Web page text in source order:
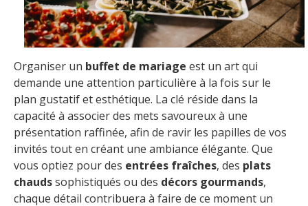
Organiser un buffet de mariage est un art qui
demande une attention particulière à la fois sur le
plan gustatif et esthétique. La clé réside dans la
capacité à associer des mets savoureux à une
présentation raffinée, afin de ravir les papilles de vos
invités tout en créant une ambiance élégante. Que
vous optiez pour des entrées fraîches, des plats
chaudssophistiqués ou des décors gourmands,
chaque détail contribuera à faire de ce moment un